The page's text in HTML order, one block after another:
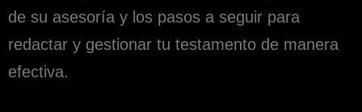
de su asesoría y los pasos a seguir para
redactar y gestionar tu testamento de manera
efectiva.